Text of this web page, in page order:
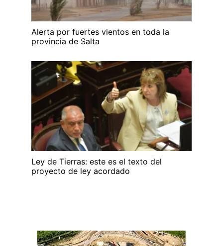
Alerta por fuertes vientos en toda la
provincia de Salta
Ley de Tierras: este es el texto del
proyecto de ley acordado